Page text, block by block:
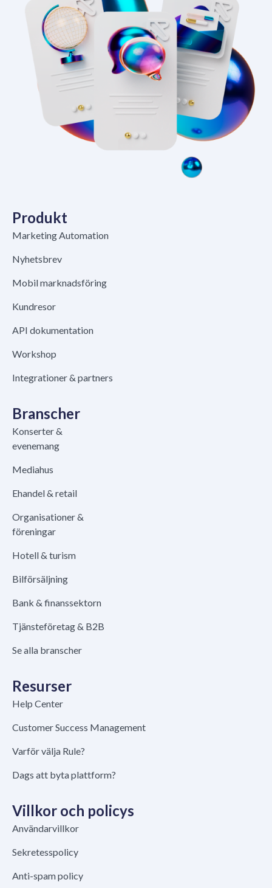
Produkt
Marketing Automation
Nyhetsbrev
Mobil marknadsföring
Kundresor
API dokumentation
Workshop
Integrationer & partners
Branscher
Konserter &
evenemang
Mediahus
Ehandel & retail
Organisationer &
föreningar
Hotell & turism
Bilförsäljning
Bank & finanssektorn
Tjänsteföretag & B2B
Se alla branscher
Resurser
Help Center
Customer Success Management
Varför välja Rule?
Dags att byta plattform?
Villkor och policys
Användarvillkor
Sekretesspolicy
Anti-spam policy